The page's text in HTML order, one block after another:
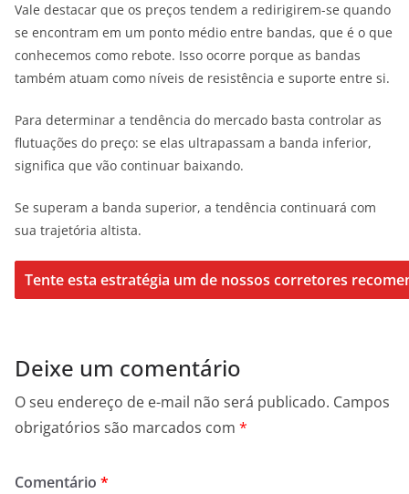
Vale destacar que os preços tendem a redirigirem-se quando
se encontram em um ponto médio entre bandas, que é o que
conhecemos como rebote. Isso ocorre porque as bandas
também atuam como níveis de resistência e suporte entre si.
Para determinar a tendência do mercado basta controlar as
flutuações do preço: se elas ultrapassam a banda inferior,
significa que vão continuar baixando.
Se superam a banda superior, a tendência continuará com
sua trajetória altista.
Deixe um comentário
O seu endereço de e-mail não será publicado. Campos
obrigatórios são marcados com *
Comentário *